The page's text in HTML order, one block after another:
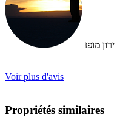
ירון מופז
Voir plus d'avis
Propriétés similaires